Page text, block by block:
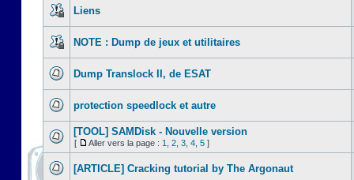
Liens
NOTE : Dump de jeux et utilitaires
Dump Translock II, de ESAT
protection speedlock et autre
[TOOL] SAMDisk - Nouvelle version
[ Aller vers la page : 1 2 3 4 5 ]
[ARTICLE] Cracking tutorial by The Argonaut